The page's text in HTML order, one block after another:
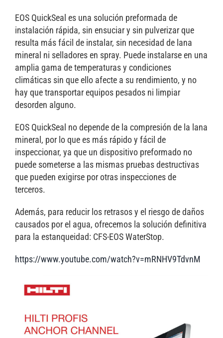
EOS QuickSeal es una solución preformada de
instalación rápida, sin ensuciar y sin pulverizar que
resulta más fácil de instalar, sin necesidad de lana
mineral ni selladores en spray. Puede instalarse en una
amplia gama de temperaturas y condiciones
climáticas sin que ello afecte a su rendimiento, y no
hay que transportar equipos pesados ni limpiar
desorden alguno.
EOS QuickSeal no depende de la compresión de la lana
mineral, por lo que es más rápido y fácil de
inspeccionar, ya que un dispositivo preformado no
puede someterse a las mismas pruebas destructivas
que pueden exigirse por otras inspecciones de
terceros.
Además, para reducir los retrasos y el riesgo de daños
causados por el agua, ofrecemos la solución definitiva
para la estanqueidad: CFS-EOS WaterStop.
https://www.youtube.com/watch?v=mRNHV9TdvnM